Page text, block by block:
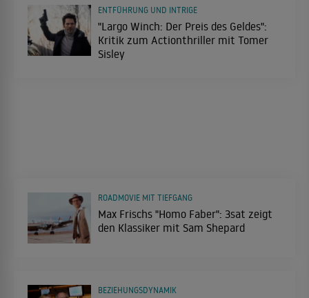
"Largo Winch: Der Preis des Geldes":
Kritik zum Actionthriller mit Tomer
Sisley
ENTFÜHRUNG UND INTRIGE
Max Frischs "Homo Faber": 3sat zeigt
den Klassiker mit Sam Shepard
ROADMOVIE MIT TIEFGANG
BEZIEHUNGSDYNAMIK